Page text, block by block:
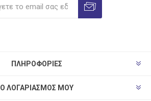
ΠΛΗΡΟΦΟΡΊΕΣ
Ο ΛΟΓΑΡΙΑΣΜΌΣ ΜΟΥ